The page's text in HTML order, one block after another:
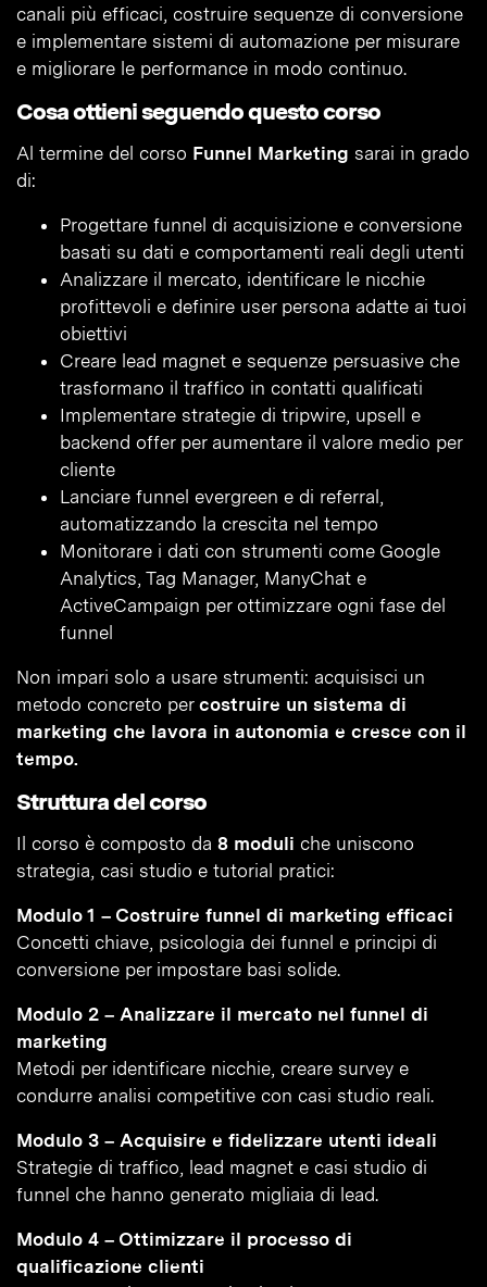
canali più efficaci, costruire sequenze di conversione
e implementare sistemi di automazione per misurare
e migliorare le performance in modo continuo.
Cosa ottieni seguendo questo corso
Al termine del corso Funnel Marketing sarai in grado
di:
Progettare funnel di acquisizione e conversione
basati su dati e comportamenti reali degli utenti
Analizzare il mercato, identificare le nicchie
profittevoli e definire user persona adatte ai tuoi
obiettivi
Creare lead magnet e sequenze persuasive che
trasformano il traffico in contatti qualificati
Implementare strategie di tripwire, upsell e
backend offer per aumentare il valore medio per
cliente
Lanciare funnel evergreen e di referral,
automatizzando la crescita nel tempo
Monitorare i dati con strumenti come Google
Analytics, Tag Manager, ManyChat e
ActiveCampaign per ottimizzare ogni fase del
funnel
Non impari solo a usare strumenti: acquisisci un
metodo concreto per costruire un sistema di
marketing che lavora in autonomia e cresce con il
tempo.
Struttura del corso
Il corso è composto da 8 moduli che uniscono
strategia, casi studio e tutorial pratici:
Modulo 1 – Costruire funnel di marketing efficaci
Concetti chiave, psicologia dei funnel e principi di
conversione per impostare basi solide.
Modulo 2 – Analizzare il mercato nel funnel di
marketing
Metodi per identificare nicchie, creare survey e
condurre analisi competitive con casi studio reali.
Modulo 3 – Acquisire e fidelizzare utenti ideali
Strategie di traffico, lead magnet e casi studio di
funnel che hanno generato migliaia di lead.
Modulo 4 – Ottimizzare il processo di
qualificazione clienti